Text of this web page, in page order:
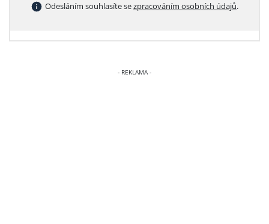
Odesláním souhlasíte sezpracováním osobních údajů.